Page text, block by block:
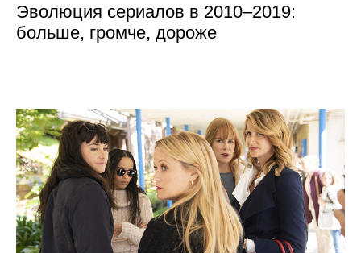
Эволюция сериалов в 2010–2019:
больше, громче, дороже